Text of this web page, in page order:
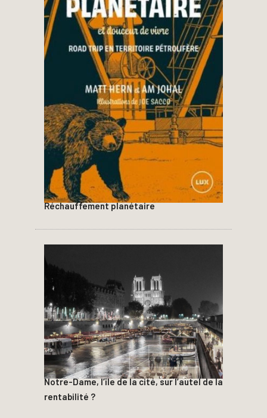
Réchauffement planétaire
Notre-Dame, l’île de la cité, sur l’autel de la
rentabilité ?